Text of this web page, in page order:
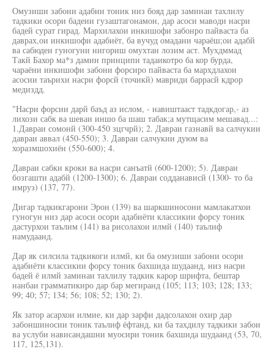
Омузиши забони адабии тоник низ бояд дар заминаи тахлилу
тадкики осори бадеии гузаштагонамон, дар асоси маводи насри
бадей сурат гирад. Мархилахои инкишофи забонро пайваста ба
даврах,ои инкишофи адабиёт, ба вучуд омадани чараёш;ои адабй
ва сабюдеи гуногуни нигориш омухтан лозим аст. Мухдммад
Такй Бахор ма*з дамин принципи тадаикотро ба кор бурда,
чараёни инкишофи забони форсиро пайваста ба мархдлахои
асосии таърихи насри форсй (точикй) мавриди баррасй кдрор
медиздд.
"Насри форсии дарй баъд аз ислом, - навиштааст тадкдогар,- аз
лихози сабк ва шеваи иншо ба шаш табак;а мутщасим мешавад...:
1.Давраи сомонй (300-450 зцгчрй); 2. Давраи газнавй ва салчукии
давраи аввал (450-550); 3. Давраи салчукии дуюм ва
хоразмшохиён (550-600); 4.
Давраи сабки кроки ва насри санъатй (600-1200); 5). Давраи
бозгашти адабй (1200-1300); 6. Давраи содданависй (1300- то ба
имруз) (137, 77).
Дигар тадкикгарони Эрон (139) ва шаркшиносони мамлакатхои
гуногун низ дар асоси осори адабиёти классикии форсу тоник
дастурхои таълим (141) ва рисолахои илмй (140) таълиф
намудаанд.
Дар як силсила тадкикоги илмй, ки ба омузиши забони осори
адабиёти классикии форсу тоник бахшида шудаанд, низ насри
бадей ё илмй заминаи тахлилу тадкик карор шрифта, бештар
нанбаи грамматикиро дар бар мегиранд (105; 113; 103; 128; 133;
99; 40; 57; 134; 56; 108; 52; 130; 2).
Як затор асархои илмие, ки дар зарфи дадсолахои охир дар
забоншиносии тоник таълиф ёфтанд, ки ба тахдилу тадкики забои
ва услуби нависандашни муосири тоник бахшида шудаанд (53, 70,
117, 125,131).